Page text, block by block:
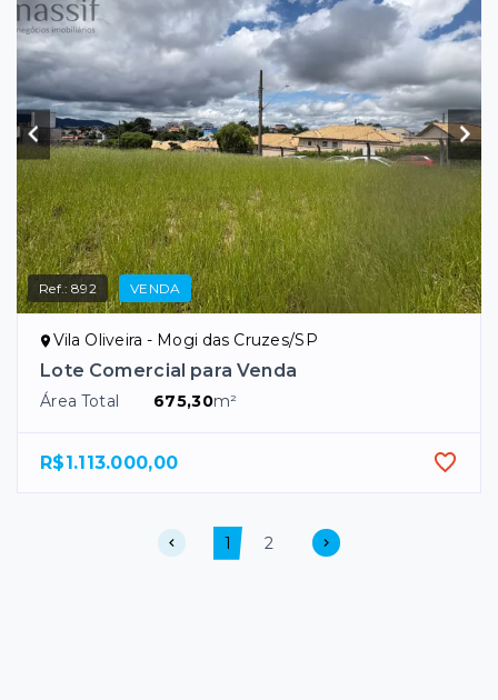
Ref.:892 VENDA
Vila Oliveira - Mogi das Cruzes/SP
Lote Comercial para Venda
Área Total 675,30m²
R$1.113.000,00
1 2